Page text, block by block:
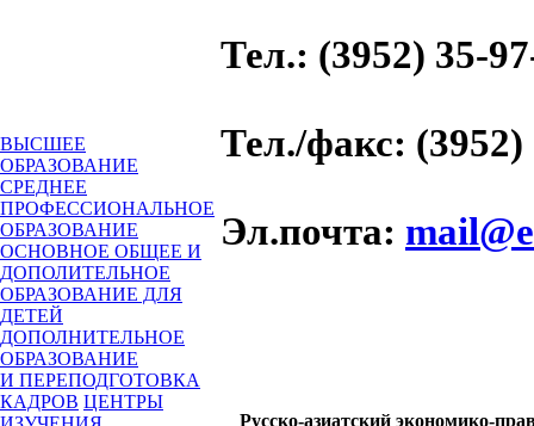
ВЫСШЕЕ
ОБРАЗОВАНИЕ
СРЕДНЕЕ
ПРОФЕССИОНАЛЬНОЕ
ОБРАЗОВАНИЕ
ОСНОВНОЕ ОБЩЕЕ И
ДОПОЛИТЕЛЬНОЕ
ОБРАЗОВАНИЕ ДЛЯ
ДЕТЕЙ
ДОПОЛНИТЕЛЬНОЕ
ОБРАЗОВАНИЕ
И ПЕРЕПОДГОТОВКА
КАДРОВ ЦЕНТРЫ
Тел.: (3952) 35-
Тел./факс: (3952)
Эл.почта:
Русско-азиатский экономико-